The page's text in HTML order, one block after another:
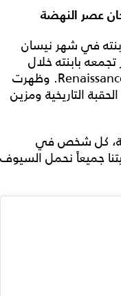
عصر النهضة
في شهر نيسان
بابنته خلال
حضورهما مهرجان عصر النهضة Renaissance Fair. وظهرت
التاريخية ومزين
كل شخص في
جميعاً نحمل السيوف